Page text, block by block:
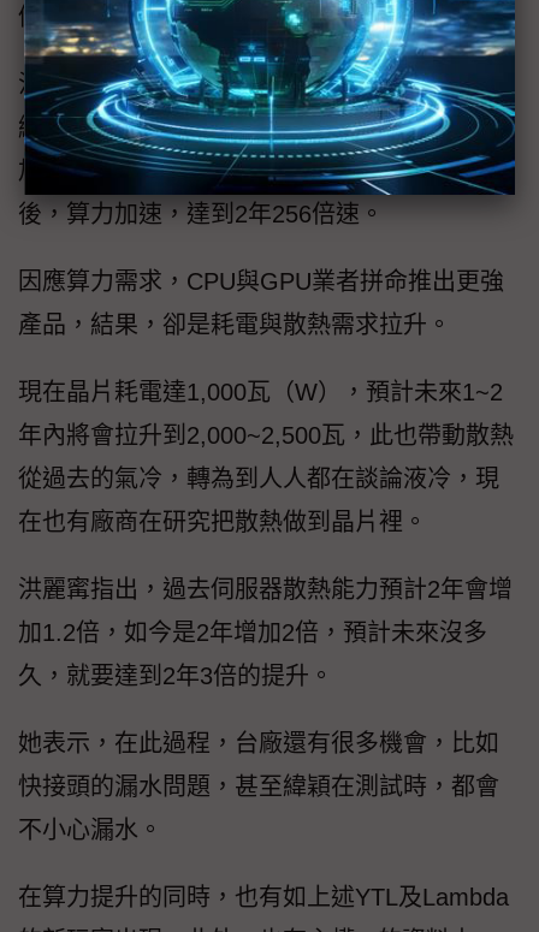
仍可達23%。
洪麗寗指出，AI模型愈來愈大，算力需求也持
續拉升，在Transformer模型出現之前，算力增
加速度是2年8倍速，然在Transformer模型出現
後，算力加速，達到2年256倍速。
因應算力需求，CPU與GPU業者拼命推出更強
產品，結果，卻是耗電與散熱需求拉升。
現在晶片耗電達1,000瓦（W），預計未來1~2
年內將會拉升到2,000~2,500瓦，此也帶動散熱
從過去的氣冷，轉為到人人都在談論液冷，現
在也有廠商在研究把散熱做到晶片裡。
洪麗寗指出，過去伺服器散熱能力預計2年會增
加1.2倍，如今是2年增加2倍，預計未來沒多
久，就要達到2年3倍的提升。
她表示，在此過程，台廠還有很多機會，比如
快接頭的漏水問題，甚至緯穎在測試時，都會
不小心漏水。
在算力提升的同時，也有如上述YTL及Lambda